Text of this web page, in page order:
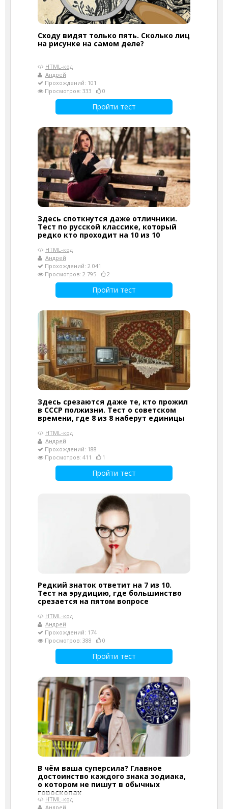
Сходу видят только пять. Сколько лиц
на рисунке на самом деле?
HTML-код
Андрей
Прохождений: 101
Просмотров: 333
0
Пройти тест
Здесь споткнутся даже отличники.
Тест по русской классике, который
редко кто проходит на 10 из 10
HTML-код
Андрей
Прохождений: 2 041
Просмотров: 2 795
2
Пройти тест
Здесь срезаются даже те, кто прожил
в СССР полжизни. Тест о советском
времени, где 8 из 8 наберут единицы
HTML-код
Андрей
Прохождений: 188
Просмотров: 411
1
Пройти тест
Редкий знаток ответит на 7 из 10.
Тест на эрудицию, где большинство
срезается на пятом вопросе
HTML-код
Андрей
Прохождений: 174
Просмотров: 388
0
Пройти тест
В чём ваша суперсила? Главное
достоинство каждого знака зодиака,
о котором не пишут в обычных
гороскопах
HTML-код
Андрей